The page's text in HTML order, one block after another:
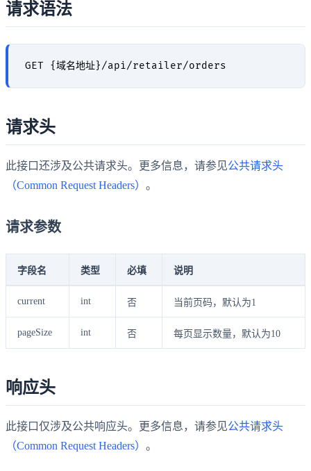
请求语法
请求头
此接口还涉及公共请求头。更多信息，请参见公共请求头
（Common Request Headers） 。
请求参数
字段名 类型 必填 说明
current int 否 当前页码，默认为1
pageSize int 否 每页显示数量，默认为10
响应头
此接口仅涉及公共响应头。更多信息，请参见公共请求头
（Common Request Headers） 。